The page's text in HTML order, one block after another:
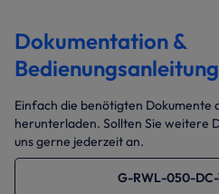
Dokumentation &
Einfach die benötigten Dokumente
herunterladen. Sollten Sie weitere
uns gerne jederzeit an.
G-RWL-050-